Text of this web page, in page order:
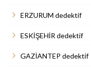
ERZURUM dedektif
ESKİŞEHİR dedektif
GAZİANTEP dedektif